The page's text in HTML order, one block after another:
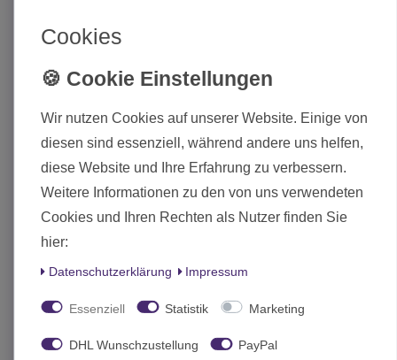
19,00 € *
Cookies
Wir nutzen Cookies auf unserer Website. Einige von
diesen sind essenziell, während andere uns helfen,
diese Website und Ihre Erfahrung zu verbessern.
Weitere Informationen zu den von uns verwendeten
Cookies und Ihren Rechten als Nutzer finden Sie
hier:
Daten­schutz­erklärung Impressum
Essenziell Statistik Marketing
DHL Wunschzustellung PayPal